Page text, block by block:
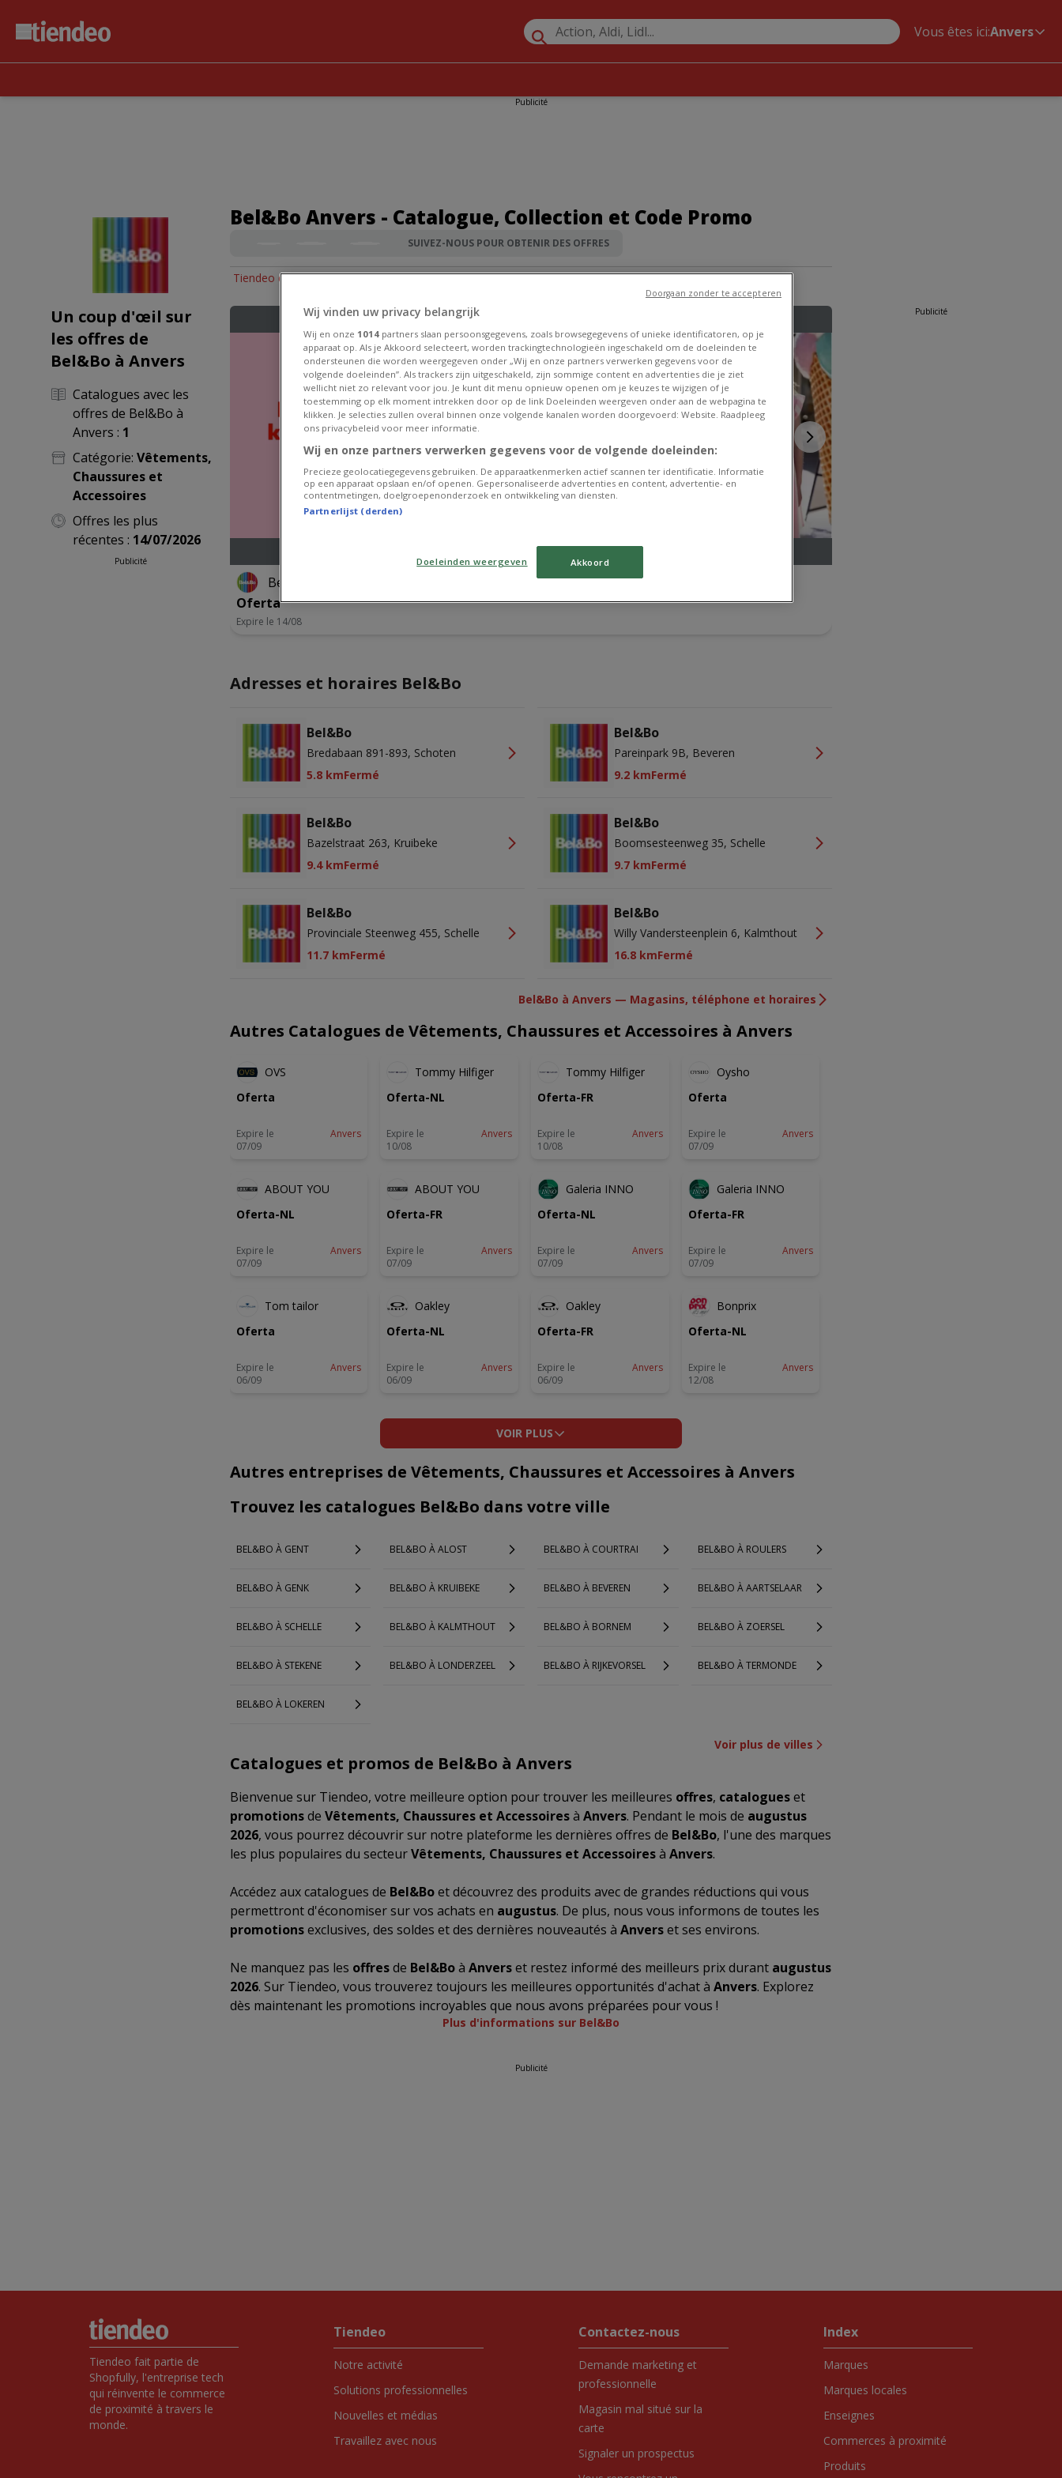
Vous êtes ici:Anvers
Publicité
Bel&Bo Anvers - Catalogue, Collection et Code Promo
SUIVEZ-NOUS POUR OBTENIR DES OFFRES
Tiendeo dans Anvers » Promos Vêtements, Chaussures et Accessoires à Anvers » Bel&Bo à Anvers
Un coup d'œil sur
les offres de
Bel&Bo à Anvers
Catalogues avec les
offres de Bel&Bo à
Anvers : 1
Catégorie: Vêtements,
Chaussures et
Accessoires
Offres les plus
récentes : 14/07/2026
Publicité
Bel&Bo
Oferta
Expire le 14/08
Adresses et horaires Bel&Bo
Bel&Bo
Bredabaan 891-893, Schoten
5.8 kmFermé
Bel&Bo
Pareinpark 9B, Beveren
9.2 kmFermé
Bel&Bo
Bazelstraat 263, Kruibeke
9.4 kmFermé
Bel&Bo
Boomsesteenweg 35, Schelle
9.7 kmFermé
Bel&Bo
Provinciale Steenweg 455, Schelle
11.7 kmFermé
Bel&Bo
Willy Vandersteenplein 6, Kalmthout
16.8 kmFermé
Bel&Bo à Anvers — Magasins, téléphone et horaires
Autres Catalogues de Vêtements, Chaussures et Accessoires à Anvers
NOUVEAU
OVS
Oferta
Expire le
07/09
Anvers
NOUVEAU
Tommy Hilfiger
Oferta-NL
Expire le
10/08
Anvers
Tommy Hilfiger
Oferta-FR
Expire le
10/08
Anvers
Oysho
Oferta
Expire le
07/09
Anvers
ABOUT YOU
Oferta-NL
Expire le
07/09
Anvers
ABOUT YOU
Oferta-FR
Expire le
07/09
Anvers
Galeria INNO
Oferta-NL
Expire le
07/09
Anvers
Galeria INNO
Oferta-FR
Expire le
07/09
Anvers
Tom tailor
Oferta
Expire le
06/09
Anvers
Oakley
Oferta-NL
Expire le
06/09
Anvers
Oakley
Oferta-FR
Expire le
06/09
Anvers
Bonprix
Oferta-NL
Expire le
12/08
Anvers
VOIR PLUS
Autres entreprises de Vêtements, Chaussures et Accessoires à Anvers
Trouvez les catalogues Bel&Bo dans votre ville
BEL&BO À GENT BEL&BO À ALOST BEL&BO À COURTRAI BEL&BO À ROULERS
BEL&BO À GENK BEL&BO À KRUIBEKE BEL&BO À BEVEREN BEL&BO À AARTSELAAR
BEL&BO À SCHELLE BEL&BO À KALMTHOUT BEL&BO À BORNEM BEL&BO À ZOERSEL
BEL&BO À STEKENE BEL&BO À LONDERZEEL BEL&BO À RIJKEVORSEL BEL&BO À TERMONDE
BEL&BO À LOKEREN
Voir plus de villes
Catalogues et promos de Bel&Bo à Anvers
Bienvenue sur Tiendeo, votre meilleure option pour trouver les meilleures offres, catalogueset
promotionsde Vêtements, Chaussures et Accessoiresà Anvers. Pendant le mois de augustus
2026, vous pourrez découvrir sur notre plateforme les dernières offres de Bel&Bo, l'une des marques
les plus populaires du secteurVêtements, Chaussures et Accessoiresà Anvers.
Accédez aux catalogues de Bel&Boet découvrez des produits avec de grandes réductions qui vous
permettront d'économiser sur vos achats en augustus. De plus, nous vous informons de toutes les
promotionsexclusives, des soldes et des dernières nouveautés à Anverset ses environs.
Ne manquez pas les offresde Bel&Boà Anverset restez informé des meilleurs prix durant augustus
2026. Sur Tiendeo, vous trouverez toujours les meilleures opportunités d'achat à Anvers. Explorez
dès maintenant les promotions incroyables que nous avons préparées pour vous !
Plus d'informations sur Bel&Bo
Publicité
Publicité
Tiendeo fait partie de
Shopfully, l'entreprise tech
qui réinvente le commerce
de proximité à travers le
monde.
Tiendeo
Notre activité
Solutions professionnelles
Nouvelles et médias
Travaillez avec nous
Contactez-nous
Demande marketing et
professionnelle
Magasin mal situé sur la
carte
Signaler un prospectus
Index
Marques
Marques locales
Enseignes
Commerces à proximité
Produits
Wij vinden uw privacy belangrijk
Wij en onze 1014 partners slaan persoonsgegevens, zoals browsegegevens of unieke identificatoren, op je
apparaat op. Als je Akkoord selecteert, worden trackingtechnologieën ingeschakeld om de doeleinden te
ondersteunen die worden weergegeven onder „Wij en onze partners verwerken gegevens voor de
volgende doeleinden”. Als trackers zijn uitgeschakeld, zijn sommige content en advertenties die je ziet
wellicht niet zo relevant voor jou. Je kunt dit menu opnieuw openen om je keuzes te wijzigen of je
toestemming op elk moment intrekken door op de link Doeleinden weergeven onder aan de webpagina te
klikken. Je selecties zullen overal binnen onze volgende kanalen worden doorgevoerd: Website. Raadpleeg
ons privacybeleid voor meer informatie.
Wij en onze partners verwerken gegevens voor de volgende doeleinden:
Precieze geolocatiegegevens gebruiken. De apparaatkenmerken actief scannen ter identificatie. Informatie
op een apparaat opslaan en/of openen. Gepersonaliseerde advertenties en content, advertentie- en
contentmetingen, doelgroepenonderzoek en ontwikkeling van diensten.
Partnerlijst (derden)
Doeleinden weergeven Akkoord
Doorgaan zonder te accepteren